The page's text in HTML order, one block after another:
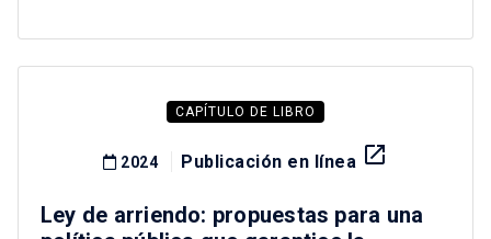
CAPÍTULO DE LIBRO
2024 Publicación en línea launch
Ley de arriendo: propuestas para una